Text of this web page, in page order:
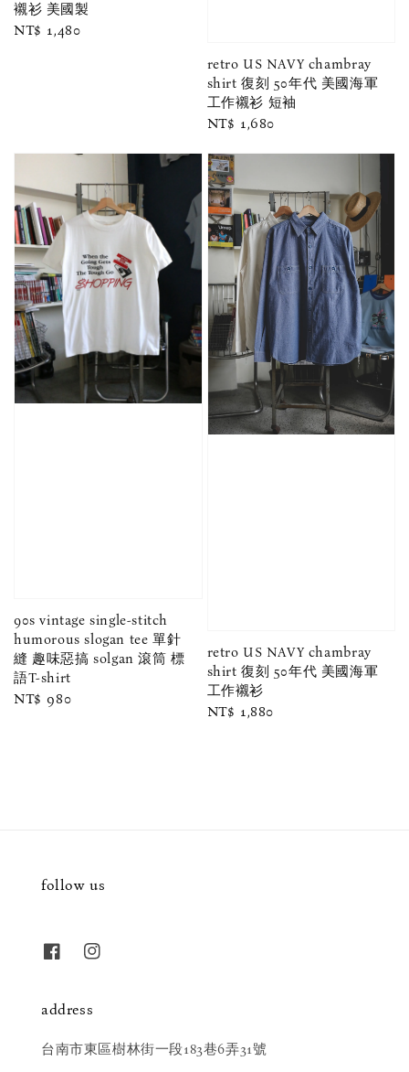
襯衫 美國製
Regular
NT$ 1,480
retro US NAVY chambray
shirt 復刻 50年代 美國海軍
工作襯衫 短袖
Regular
NT$ 1,680
90s vintage single-stitch
humorous slogan tee 單針
縫 趣味惡搞 solgan 滾筒 標
語T-shirt
Regular
NT$ 980
retro US NAVY chambray
shirt 復刻 50年代 美國海軍
工作襯衫
Regular
NT$ 1,880
follow us
address
台南市東區樹林街一段183巷6弄31號